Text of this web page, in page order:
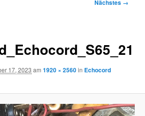
Nächstes →
17, 2023 am1920 × 2560in Echocord